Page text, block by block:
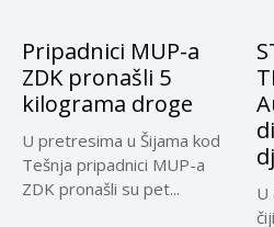
Pripadnici MUP-a
ZDK pronašli 5
kilograma droge
U pretresima u Šijama kod
Tešnja pripadnici MUP-a
ZDK pronašli su pet...
U